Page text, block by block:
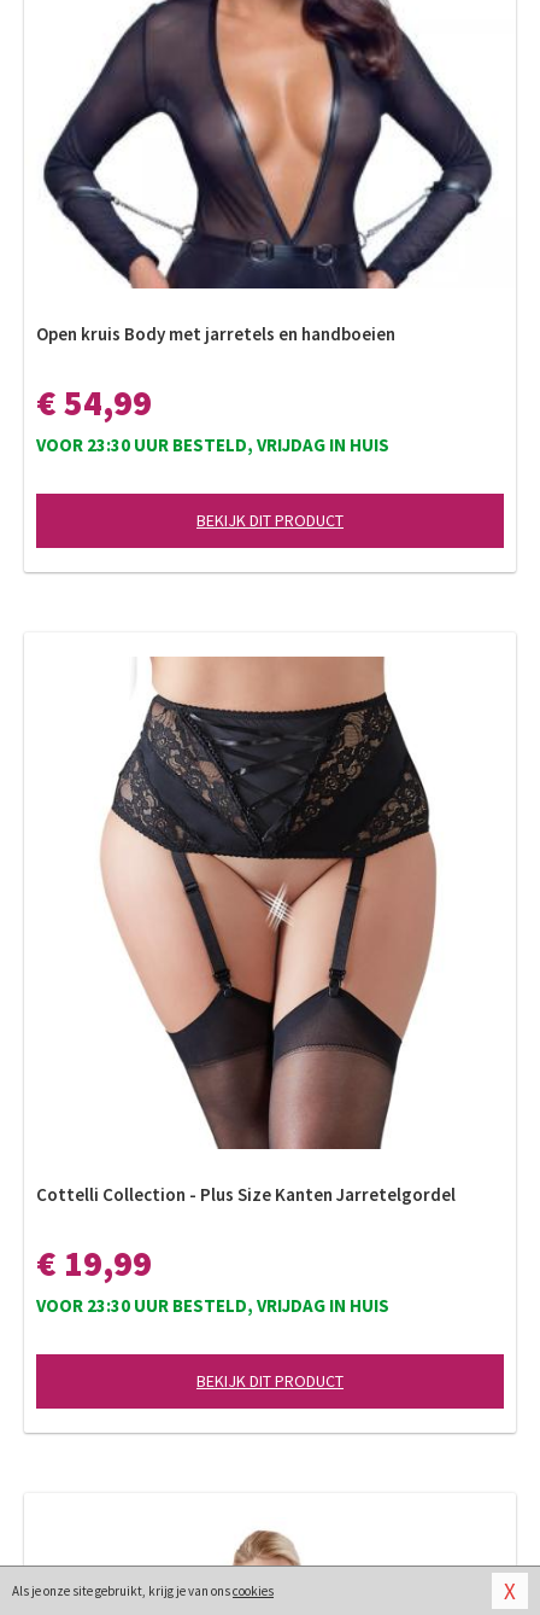
Open kruis Body met jarretels en handboeien
€ 54,99
VOOR 23:30 UUR BESTELD, VRIJDAG IN HUIS
BEKIJK DIT PRODUCT
Cottelli Collection - Plus Size Kanten Jarretelgordel
€ 19,99
VOOR 23:30 UUR BESTELD, VRIJDAG IN HUIS
BEKIJK DIT PRODUCT
X
Als je onze site gebruikt, krijg je van onscookies